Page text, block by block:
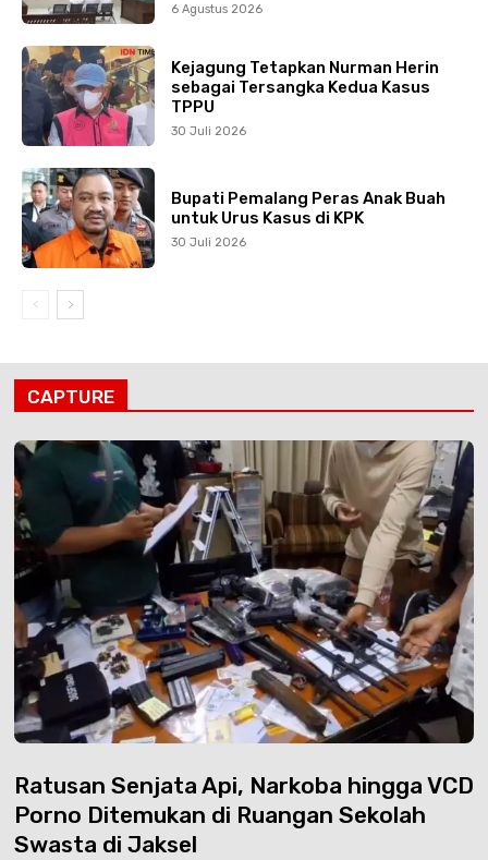
6 Agustus 2026
Kejagung Tetapkan Nurman Herin
sebagai Tersangka Kedua Kasus
TPPU
30 Juli 2026
Bupati Pemalang Peras Anak Buah
untuk Urus Kasus di KPK
30 Juli 2026
CAPTURE
Ratusan Senjata Api, Narkoba hingga VCD
Porno Ditemukan di Ruangan Sekolah
Swasta di Jaksel